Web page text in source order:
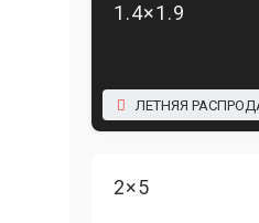
1.4×1.9
ЛЕТНЯЯ
2×5